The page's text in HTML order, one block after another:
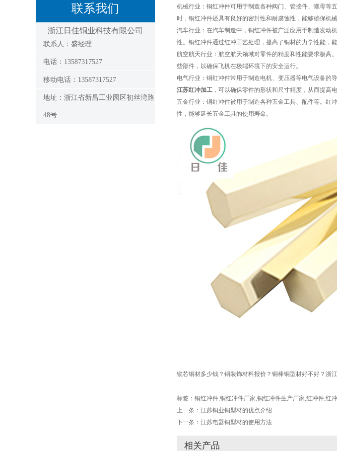
联系我们
浙江日佳铜业科技有限公司
联系人：盛经理
电话：13587317527
移动电话：13587317527
地址：浙江省新昌工业园区初丝湾路
48号
机械行业：铜红冲件可用于制造各种阀门、管接件、螺母等
时，铜红冲件还具有良好的密封性和耐腐蚀性，能够确保机
汽车行业：在汽车制造中，铜红冲件被广泛应用于制造发动
性。铜红冲件通过红冲工艺处理，提高了铜材的力学性能，
航空航天行业：航空航天领域对零件的精度和性能要求极高
些部件，以确保飞机在极端环境下的安全运行。
电气行业：铜红冲件常用于制造电机、变压器等电气设备的
江苏红冲加工 ，可以确保零件的形状和尺寸精度，从而提高
五金行业：铜红冲件被用于制造各种五金工具、配件等。红
性，能够延长五金工具的使用寿命。
锁芯铜材多少钱？铜装饰材料报价？铜棒铜型材好不好？浙
标签： 铜红冲件,铜红冲件厂家,铜红冲件生产厂家,红冲件,红
上一条： 江苏铜业铜型材的优点介绍
下一条： 江苏电器铜型材的使用方法
相关产品